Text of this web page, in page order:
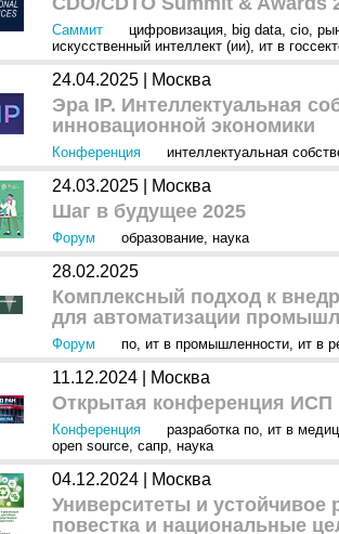
Саммит цифровизация, big data, cio,
искусственный интеллект (ии), ит в
24.04.2025 | Москва
Эра IP. Интеллектуальная
инновационной экономики
Конференция интеллектуальная
24.03.2025 | Москва
Шаг в будущее 2025
Форум образование, наука
28.02.2025
Комплексный подход к
для автоматизации
Форум по, ит в промышленности, ит в
11.12.2024 | Москва
Открытая конференция ИСП
Конференция разработка по, ит в
open source, сапр, наука
04.12.2024 | Москва
Университеты и устойчивое
повестка и национальные